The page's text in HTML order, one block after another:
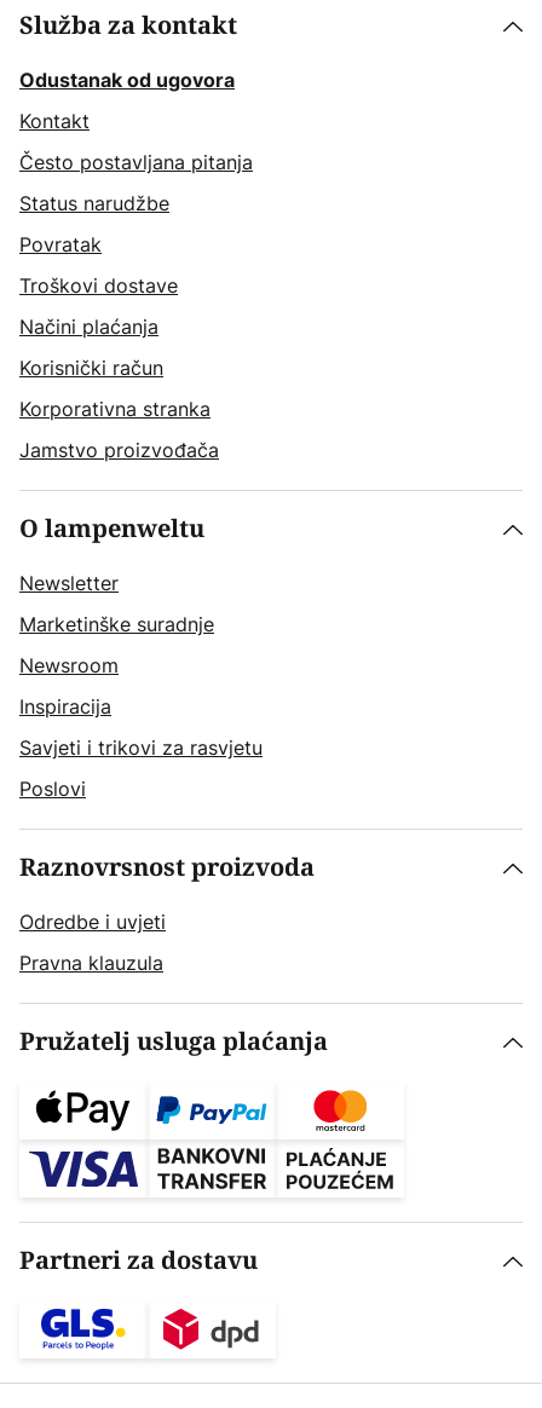
Služba za kontakt
Odustanak od ugovora
Kontakt
Često postavljana pitanja
Status narudžbe
Povratak
Troškovi dostave
Načini plaćanja
Korisnički račun
Korporativna stranka
Jamstvo proizvođača
O lampenweltu
Newsletter
Marketinške suradnje
Newsroom
Inspiracija
Savjeti i trikovi za rasvjetu
Poslovi
Raznovrsnost proizvoda
Odredbe i uvjeti
Pravna klauzula
Pružatelj usluga plaćanja
Partneri za dostavu